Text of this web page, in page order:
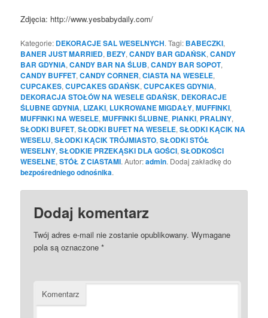
Zdjęcia: http://www.yesbabydaily.com/
Kategorie: DEKORACJE SAL WESELNYCH. Tagi: BABECZKI,
BANER JUST MARRIED, BEZY,CANDY BAR GDAŃSK,CANDY
BAR GDYNIA,CANDY BAR NA ŚLUB,CANDY BAR SOPOT,
CANDY BUFFET,CANDY CORNER,CIASTA NA WESELE,
CUPCAKES,CUPCAKES GDAŃSK,CUPCAKES GDYNIA,
DEKORACJA STOŁÓW NA WESELE GDAŃSK, DEKORACJE
ŚLUBNE GDYNIA, LIZAKI, LUKROWANE MIGDAŁY,MUFFINKI,
MUFFINKI NA WESELE,MUFFINKI ŚLUBNE, PIANKI, PRALINY,
SŁODKI BUFET,SŁODKI BUFET NA WESELE,SŁODKI KĄCIK NA
WESELU,SŁODKI KĄCIK TRÓJMIASTO,SŁODKI STÓŁ
WESELNY,SŁODKIE PRZEKĄSKI DLA GOŚCI,SŁODKOŚCI
WESELNE,STÓŁ Z CIASTAMI. Autor:admin. Dodaj zakładkę do
bezpośredniego odnośnika.
Dodaj komentarz
Twój adres e-mail nie zostanie opublikowany. Wymagane
pola są oznaczone*
Komentarz